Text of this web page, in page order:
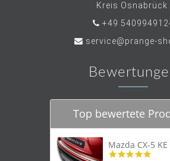
Kreis Osnabrück.
+49
service@prange-
Top bewertete
4.8